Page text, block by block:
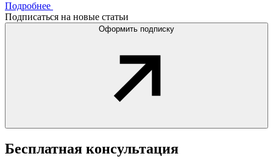
Подробнее
Подписаться на новые статьи
Оформить подписку
Бесплатная консультация